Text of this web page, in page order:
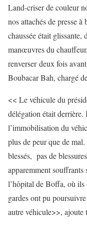
Land-criser de couleur
nos attachés de presse
chaussée était
manœuvres du
renverser deux fois
Boubacar Bah, chargé
<< Le véhicule du
délégation était derrière.
l’immobilisation du
plus de peur que de
blessés, pas de
apparemment souffrants
l’hôpital de Boffa, où ils
gardes ont pu
autre véhicule>>, ajoute